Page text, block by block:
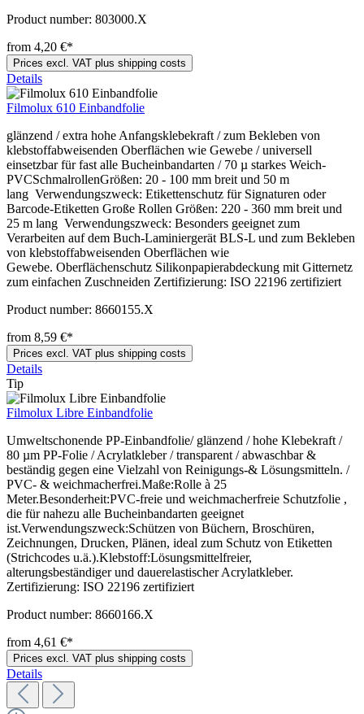
Product number: 803000.X
from 4,20 €*
Prices excl. VAT plus shipping costs
Details
Filmolux 610 Einbandfolie
glänzend / extra hohe Anfangsklebekraft / zum Bekleben von
klebstoffabweisenden Oberflächen wie Gewebe / universell
einsetzbar für fast alle Bucheinbandarten / 70 µ starkes Weich-
PVCSchmalrollenGrößen: 20 - 100 mm breit und 50 m
lang Verwendungszweck: Etikettenschutz für Signaturen oder
Barcode-Etiketten Große Rollen Größen: 220 - 360 mm breit und
25 m lang Verwendungszweck: Besonders geeignet zum
Verarbeiten auf dem Buch-Laminiergerät BLS-L und zum Bekleben
von klebstoffabweisenden Oberflächen wie
Gewebe. Oberflächenschutz Silikonpapierabdeckung mit Gitternetz
zum einfachen Zuschneiden Zertifizierung: ISO 22196 zertifiziert
Product number: 8660155.X
from 8,59 €*
Prices excl. VAT plus shipping costs
Details
Tip
Filmolux Libre Einbandfolie
Umweltschonende PP-Einbandfolie/ glänzend / hohe Klebekraft /
80 µm PP-Folie / Acrylatkleber / transparent / abwaschbar &
beständig gegen eine Vielzahl von Reinigungs-& Lösungsmitteln. /
PVC- & weichmacherfrei.Maße:Rolle à 25
Meter.Besonderheit:PVC-freie und weichmacherfreie Schutzfolie ,
die für nahezu alle Bucheinbandarten geeignet
ist.Verwendungszweck:Schützen von Büchern, Broschüren,
Zeichnungen, Drucken, Plänen, ideal zum Schutz von Etiketten
(Strichcodes u.ä.).Klebstoff:Lösungsmittelfreier,
alterungsbeständiger und dauerelastischer Acrylatkleber.
Zertifizierung: ISO 22196 zertifiziert
Product number: 8660166.X
from 4,61 €*
Prices excl. VAT plus shipping costs
Details